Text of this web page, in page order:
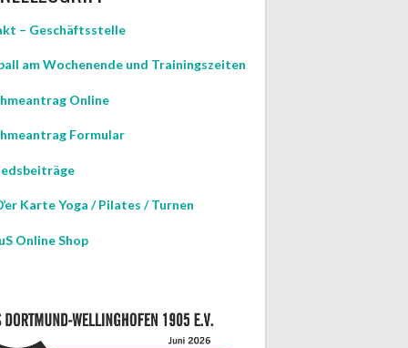
– Geschäftsstelle
am Wochenende und Trainingszeiten
Online
Formular
Karte Yoga / Pilates / Turnen
Online Shop